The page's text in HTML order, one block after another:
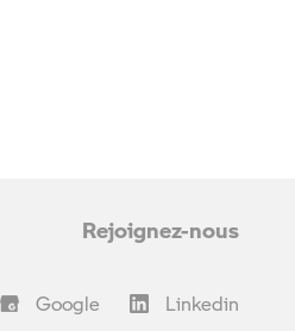
Rejoignez-nous
Google Linkedin